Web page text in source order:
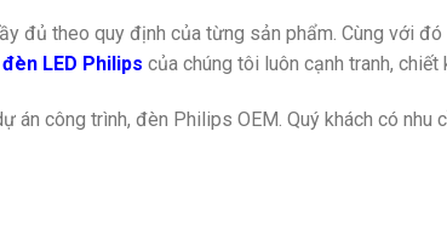
đủ theo quy định của từng sản phẩm. Cùng với
LED Philips của chúng tôi luôn cạnh tranh, chiết
án công trình, đèn Philips OEM. Quý khách có nhu